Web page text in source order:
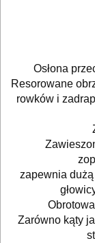
do
blach
opalarki
pilarki
stołowe
Osłona
Resorowane
rowków i
zapewnia
Zarówno kąty